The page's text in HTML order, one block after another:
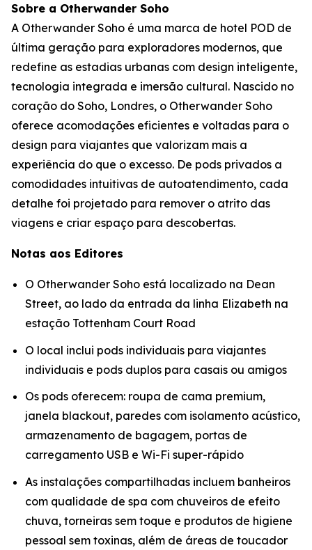
Sobre a Otherwander Soho
A Otherwander Soho é uma marca de hotel POD de
última geração para exploradores modernos, que
redefine as estadias urbanas com design inteligente,
tecnologia integrada e imersão cultural. Nascido no
coração do Soho, Londres, o Otherwander Soho
oferece acomodações eficientes e voltadas para o
design para viajantes que valorizam mais a
experiência do que o excesso. De pods privados a
comodidades intuitivas de autoatendimento, cada
detalhe foi projetado para remover o atrito das
viagens e criar espaço para descobertas.
Notas aos Editores
O Otherwander Soho está localizado na Dean
Street, ao lado da entrada da linha Elizabeth na
estação Tottenham Court Road
O local inclui pods individuais para viajantes
individuais e pods duplos para casais ou amigos
Os pods oferecem: roupa de cama premium,
janela blackout, paredes com isolamento acústico,
armazenamento de bagagem, portas de
carregamento USB e Wi-Fi super-rápido
As instalações compartilhadas incluem banheiros
com qualidade de spa com chuveiros de efeito
chuva, torneiras sem toque e produtos de higiene
pessoal sem toxinas, além de áreas de toucador